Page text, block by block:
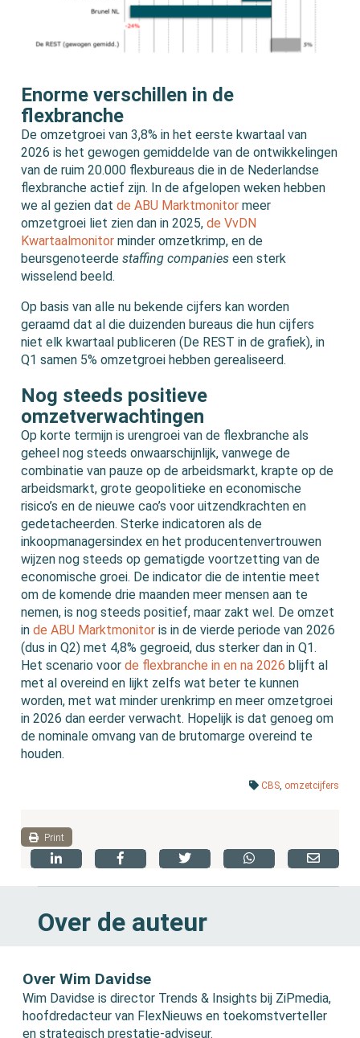
Enorme verschillen in de
flexbranche
De omzetgroei van 3,8% in het eerste kwartaal van
2026 is het gewogen gemiddelde van de ontwikkelingen
van de ruim 20.000 flexbureaus die in de Nederlandse
flexbranche actief zijn. In de afgelopen weken hebben
we al gezien datde ABU Marktmonitor meer
omzetgroei liet zien dan in 2025,de VvDN
Kwartaalmonitor minder omzetkrimp, en de
beursgenoteerdestaffing companies een sterk
wisselend beeld.
Op basis van alle nu bekende cijfers kan worden
geraamd dat al die duizenden bureaus die hun cijfers
niet elk kwartaal publiceren (De REST in de grafiek), in
Q1 samen 5% omzetgroei hebben gerealiseerd.
Nog steeds positieve
omzetverwachtingen
Op korte termijn is urengroei van de flexbranche als
geheel nog steeds onwaarschijnlijk, vanwege de
combinatie van pauze op de arbeidsmarkt, krapte op de
arbeidsmarkt, grote geopolitieke en economische
risico’s en de nieuwe cao’s voor uitzendkrachten en
gedetacheerden. Sterke indicatoren als de
inkoopmanagersindex en het producentenvertrouwen
wijzen nog steeds op gematigde voortzetting van de
economische groei. De indicator die de intentie meet
om de komende drie maanden meer mensen aan te
nemen, is nog steeds positief, maar zakt wel. De omzet
inde ABU Marktmonitor is in de vierde periode van 2026
(dus in Q2) met 4,8% gegroeid, dus sterker dan in Q1.
Het scenario voorde flexbranche in en na 2026 blijft al
met al overeind en lijkt zelfs wat beter te kunnen
worden, met wat minder urenkrimp en meer omzetgroei
in 2026 dan eerder verwacht. Hopelijk is dat genoeg om
de nominale omvang van de brutomarge overeind te
houden.
CBS, omzetcijfers
Print
Over de auteur
Over Wim Davidse
Wim Davidse is director Trends & Insights bij ZiPmedia,
hoofdredacteur van FlexNieuws en toekomstverteller
en strategisch prestatie-adviseur.